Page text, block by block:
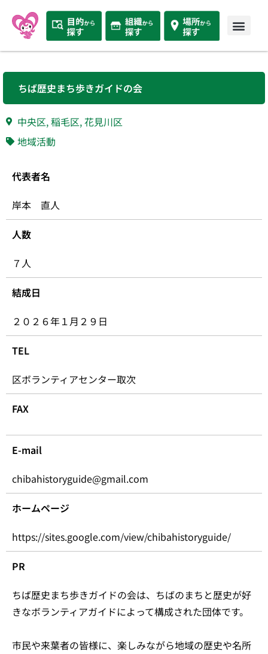
ちば歴史まち歩きガイドの会
中央区,稲毛区,花見川区
地域活動
代表者名
岸本 直人
人数
７人
結成日
２０２６年１月２９日
TEL
区ボランティアセンター取次
FAX
E-mail
chibahistoryguide@gmail.com
ホームページ
https://sites.google.com/view/chibahistoryguide/
PR
ちば歴史まち歩きガイドの会は、ちばのまちと歴史が好
きなボランティアガイドによって構成された団体です。
市民や来葉者の皆様に、楽しみながら地域の歴史や名所